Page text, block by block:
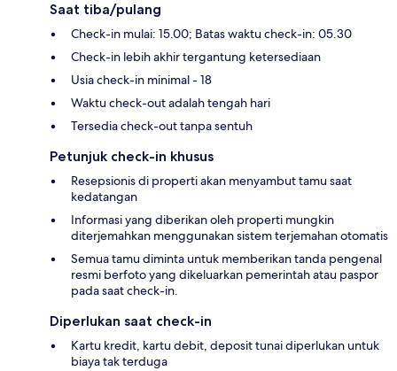
Saat tiba/pulang
Check-in mulai: 15.00; Batas waktu check-in: 05.30
Check-in lebih akhir tergantung ketersediaan
Usia check-in minimal - 18
Waktu check-out adalah tengah hari
Tersedia check-out tanpa sentuh
Petunjuk check-in khusus
Resepsionis di properti akan menyambut tamu saat
kedatangan
Informasi yang diberikan oleh properti mungkin
diterjemahkan menggunakan sistem terjemahan otomatis
Semua tamu diminta untuk memberikan tanda pengenal
resmi berfoto yang dikeluarkan pemerintah atau paspor
pada saat check-in.
Diperlukan saat check-in
Kartu kredit, kartu debit, deposit tunai diperlukan untuk
biaya tak terduga